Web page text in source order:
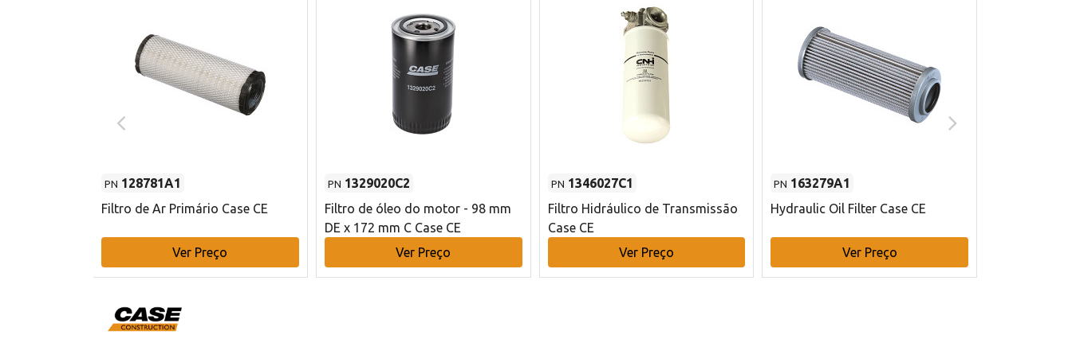
PN 128781A1
Filtro de Ar Primário Case CE
Ver Preço
PN 1329020C2
Filtro de óleo do motor - 98 mm
DE x 172 mm C Case CE
Ver Preço
PN 1346027C1
Filtro Hidráulico de Transmissão
Case CE
Ver Preço
PN 163279A1
Hydraulic Oil Filter Case CE
Ver Preço